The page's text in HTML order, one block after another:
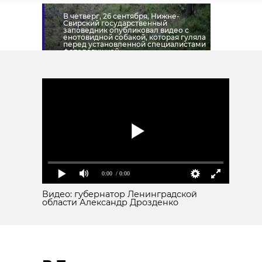
0:00 / 0:00
Видео: губернатор Ленинградской
области Александр Дрозденко
В четверг, 26 сентября, Нижне-
Свирский государственный
заповедник опубликовал видео с
енотовидной собакой, которая гуляла
перед установленной специалистами
фотоловушкой.
енотовидная собака
Поделиться статьей: